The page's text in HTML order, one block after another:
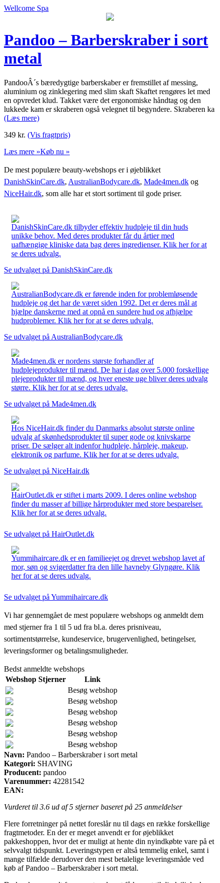
Wellcome Spa
Pandoo – Barberskraber i sort
metal
PandooÂ´s bæredygtige barberskaber er fremstillet af messing,
aluminium og zinklegering med slim skaft Skaftet rengøres let med
en opvredet klud. Takket være det ergonomiske håndtag og den
lukkede kam er skraberen også velegnet til begyndere. Skraberen ka
(Læs mere)
349 kr. (Vis fragtpris)
Læs mere »Køb nu »
De mest populære beauty-webshops er i øjeblikket
DanishSkinCare.dk, AustralianBodycare.dk, Made4men.dk og
NiceHair.dk, som alle har et stort sortiment til gode priser.
DanishSkinCare.dk tilbyder effektiv hudpleje til din huds
unikke behov. Med deres produkter får du årtier med
uafhængige kliniske data bag deres ingredienser. Klik her for at
se deres udvalg.
Se udvalget på DanishSkinCare.dk
AustralianBodycare.dk er førende inden for problemløsende
hudpleje og det har de været siden 1992. Det er deres mål at
hjælpe danskerne med at opnå en sundere hud og afhjælpe
hudproblemer. Klik her for at se deres udvalg.
Se udvalget på AustralianBodycare.dk
Made4men.dk er nordens største forhandler af
hudplejeprodukter til mænd. De har i dag over 5.000 forskellige
plejeprodukter til mænd, og hver eneste uge bliver deres udvalg
større. Klik her for at se deres udvalg.
Se udvalget på Made4men.dk
Hos NiceHair.dk finder du Danmarks absolut største online
udvalg af skønhedsprodukter til super gode og knivskarpe
priser. De sælger alt indenfor hudpleje, hårpleje, makeup,
elektronik og parfume. Klik her for at se deres udvalg.
Se udvalget på NiceHair.dk
HairOutlet.dk er stiftet i marts 2009. I deres online webshop
finder du masser af billige hårprodukter med store besparelser.
Klik her for at se deres udvalg.
Se udvalget på HairOutlet.dk
Yummihaircare.dk er en familieejet og drevet webshop lavet af
mor, søn og svigerdatter fra den lille havneby Glyngøre. Klik
her for at se deres udvalg.
Se udvalget på Yummihaircare.dk
Vi har gennemgået de mest populære webshops og anmeldt dem
med stjerner fra 1 til 5 ud fra bl.a. deres prisniveau,
sortimentstørrelse, kundeservice, brugervenlighed, betingelser,
leveringsformer og betalingsmuligheder.
Bedst anmeldte webshops
Webshop Stjerner
Link
Besøg webshop
Besøg webshop
Besøg webshop
Besøg webshop
Besøg webshop
Besøg webshop
Navn: Pandoo – Barberskraber i sort metal
Kategori: SHAVING
Producent: pandoo
Varenummer: 42281542
EAN:
Vurderet til 3.6 ud af 5 stjerner baseret på 25 anmeldelser
Flere forretninger på nettet foreslår nu til dags en række forskellige
fragtmetoder. En der er meget anvendt er for øjeblikket
pakkeshoppen, hvor det er muligt at hente din nyindkøbte vare på et
selvvalgt tidspunkt. Leveringstypen er altså temmelig enkel, samt i
mange tilfælde derudover den mest betalelige leveringsmåde ved
køb af Pandoo – Barberskraber i sort metal.